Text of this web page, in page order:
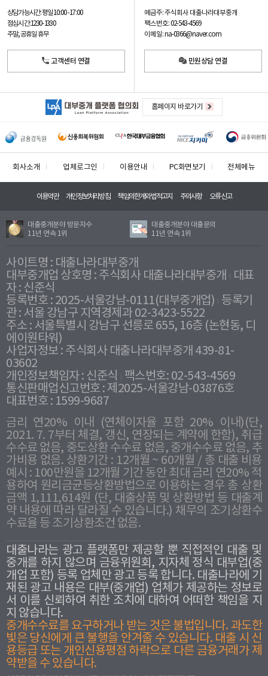
상담가능시간: 평일10:00 -17:00
점심시간: 12:30 - 13:30
주말, 공휴일 휴무
고객센터 연결
예금주: 주식회사 대출나라대부중개
팩스번호: 02-543-4569
이메일: na-0366@naver.com
민원상담 연결
홈페이지 바로가기
회사소개 업체로그인 이용안내 PC화면보기 전체메뉴
이용약관 개인정보처리방침 책임의한계와법적고지 주의사항 오류신고
대출중개분야 방문자수
11년 연속 1위
대출중개분야 대출문의
11년 연속 1위
사이트명 : 대출나라대부중개
대부중개업 상호명 : 주식회사 대출나라대부중개
대표
자 : 신준식
등록번호 : 2025-서울강남-0111(대부중개업) 등록기
관 : 서울 강남구 지역경제과 02-3423-5522
주소 : 서울특별시 강남구 선릉로 655, 16층 (논현동, 디
에이원타워)
사업자정보 : 주식회사 대출나라대부중개 439-81-
03602
개인정보책임자 : 신준식
팩스번호: 02-543-4569
통신판매업신고번호 : 제2025-서울강남-03876호
대표번호 : 1599-9687
금리 연20% 이내 (연체이자율 포함 20% 이내)(단,
2021. 7. 7부터 체결, 갱신, 연장되는 계약에 한함), 취급
수수료 없음, 중도상환 수수료 없음, 중개수수료 없음, 추
가비용 없음. 상환기간 : 12개월 ~ 60개월 / 총 대출 비용
예시 : 100만원을 12개월 기간 동안 최대 금리 연20% 적
용하여 원리금균등상환방법으로 이용하는 경우 총 상환
금액 1,111,614원 (단, 대출상품 및 상환방법 등 대출계
약 내용에 따라 달라질 수 있습니다.) 채무의 조기상환수
수료율 등 조기상환조건 없음.
대출나라는 광고 플랫폼만 제공할 뿐 직접적인 대출 및
중개를 하지 않으며 금융위원회, 지자체 정식 대부업(중
개업 포함) 등록 업체만 광고 등록 합니다. 대출나라에 기
재된 광고 내용은 대부(중개업) 업체가 제공하는 정보로
서 이를 신뢰하여 취한 조치에 대하여 어떠한 책임을 지
지 않습니다.
중개수수료를 요구하거나 받는 것은 불법입니다. 과도한
빛은 당신에게 큰 불행을 안겨줄 수 있습니다. 대출 시 신
용등급 또는 개인신용평점 하락으로 다른 금융거래가 제
약받을 수 있습니다.